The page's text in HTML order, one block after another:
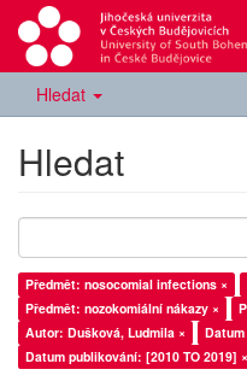
Hledat
Hledat
Předmět: nosocomial infections ×
Předmět: nozokomiální nákazy ×
Autor: Dušková, Ludmila ×
Datum publikování: [2010 TO 2019] ×